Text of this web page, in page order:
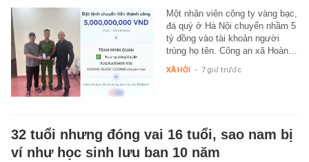
Một nhân viên công ty vàng bạc,
đá quý ở Hà Nội chuyển nhầm 5
tỷ đồng vào tài khoản người
trùng họ tên. Công an xã Hoàn…
XÃ HỘI - 7 giờ trước
32 tuổi nhưng đóng vai 16 tuổi, sao nam bị
ví như học sinh lưu ban 10 năm